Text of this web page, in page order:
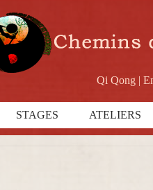
Qi Qong |
STAGES ATELIERS